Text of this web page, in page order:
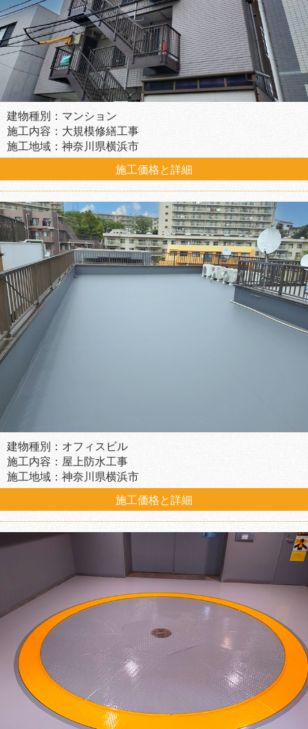
建物種別：マンション
施工内容：大規模修繕工事
施工地域：神奈川県横浜市
施工価格と詳細
建物種別：オフィスビル
施工内容：屋上防水工事
施工地域：神奈川県横浜市
施工価格と詳細